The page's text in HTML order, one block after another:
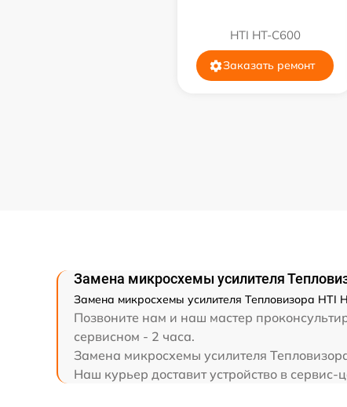
Восстановление после попадания влаги
HTI HT-C600
Заказать ремонт
Замена микросхемы усилителя
Замена микросхемы усилителя Тепловизора HTI
Позвоните нам и наш мастер
сервисном - 2 часа.
Замена микросхемы усилителя
Наш курьер доставит устройство в сервис-